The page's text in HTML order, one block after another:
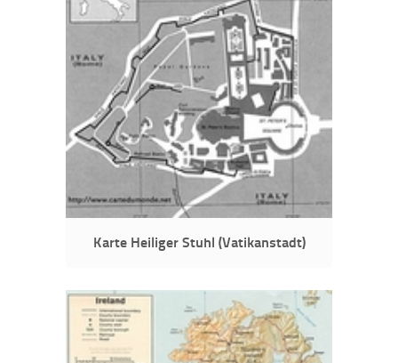
Karte Heiliger Stuhl (Vatikanstadt)